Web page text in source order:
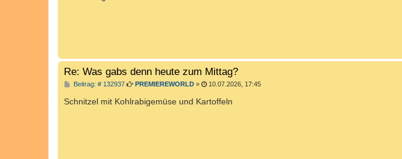
Re: Was gabs denn heute zum Mittag?
Beitrag: # 132937B
i
t
PREMIEREWORLD» 10.07.2026, 17:45
Schnitzel mit Kohlrabigemüse und Kartoffeln